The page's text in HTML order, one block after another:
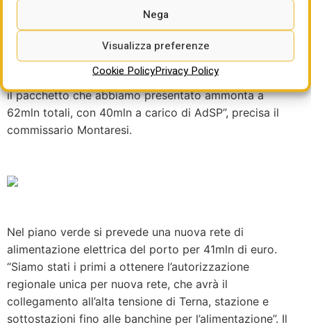
Nega
Visualizza preferenze
Cookie PolicyPrivacy Policy
C’è poi, ancora, un fronte green di evoluzione dei
porti.sostenibilità: “in ambito Pnrr stiamo portando
avanti una serie di progetti del pacchetto Green
ports finanziato con fondi Mase”. Per l’AdSP di La
Spezia il finanziamento associato è di 22 milioni “ma
il pacchetto che abbiamo presentato ammonta a
62mln totali, con 40mln a carico di AdSP”, precisa il
commissario Montaresi.
Nel piano verde si prevede una nuova rete di
alimentazione elettrica del porto per 41mln di euro.
“Siamo stati i primi a ottenere l’autorizzazione
regionale unica per nuova rete, che avrà il
collegamento all’alta tensione di Terna, stazione e
sottostazioni fino alle banchine per l’alimentazione”. Il